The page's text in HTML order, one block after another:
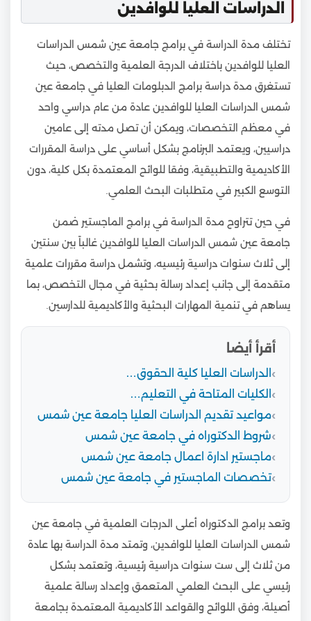
الدراسات العليا للوافدين
تختلف مدة الدراسة في برامج جامعة عين شمس الدراسات
العليا للوافدين باختلاف الدرجة العلمية والتخصص، حيث
تستغرق مدة دراسة برامج الدبلومات العليا في جامعة عين
شمس الدراسات العليا للوافدين عادة من عام دراسي واحد
في معظم التخصصات، ويمكن أن تصل مدته إلى عامين
دراسيين، ويعتمد البرنامج بشكل أساسي على دراسة المقررات
الأكاديمية والتطبيقية، وفقا للوائح المعتمدة بكل كلية، دون
التوسع الكبير في متطلبات البحث العلمي.
في حين تتراوح مدة الدراسة في برامج الماجستير ضمن
جامعة عين شمس الدراسات العليا للوافدين غالباً بين سنتين
إلى ثلاث سنوات دراسية رئيسيه، وتشمل دراسة مقررات علمية
متقدمة إلى جانب إعداد رسالة بحثية في مجال التخصص، بما
يساهم في تنمية المهارات البحثية والأكاديمية للدارسين.
أقرأ أيضا
الدراسات العليا كلية الحقوق…
الكليات المتاحة في التعليم…
مواعيد تقديم الدراسات العليا جامعة عين شمس
شروط الدكتوراه في جامعة عين شمس
ماجستير ادارة اعمال جامعة عين شمس
تخصصات الماجستير في جامعة عين شمس
وتعد برامج الدكتوراه أعلى الدرجات العلمية في جامعة عين
شمس الدراسات العليا للوافدين، وتمتد مدة الدراسة بها عادة
من ثلاث إلى ست سنوات دراسية رئيسية، وتعتمد بشكل
رئيسي على البحث العلمي المتعمق وإعداد رسالة علمية
أصيلة، وفق اللوائح والقواعد الأكاديمية المعتمدة بجامعة